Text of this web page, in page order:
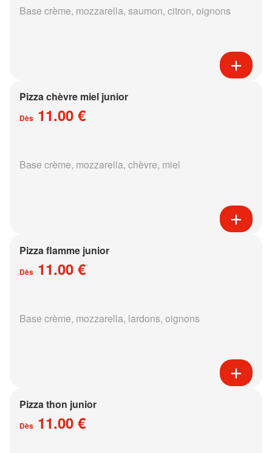
Base crème, mozzarella, saumon, citron, oignons
Pizza chèvre miel junior
Dès 11.00 €
Base crème, mozzarella, chèvre, miel
Pizza flamme junior
Dès 11.00 €
Base crème, mozzarella, lardons, oignons
Pizza thon junior
Dès 11.00 €